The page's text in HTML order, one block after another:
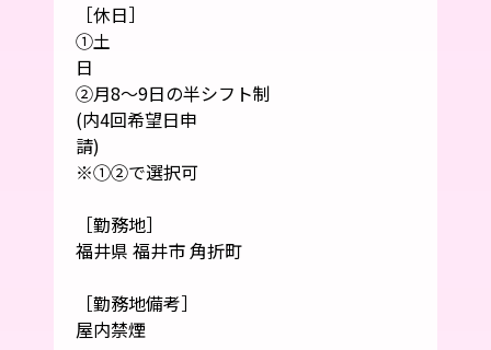
［休日］
①土
②月8～9日の半シフト制
(内4回希望日申
※①②で選択可
［勤務地］
福井県 福井市 角折町
［勤務地備考］
屋内禁煙